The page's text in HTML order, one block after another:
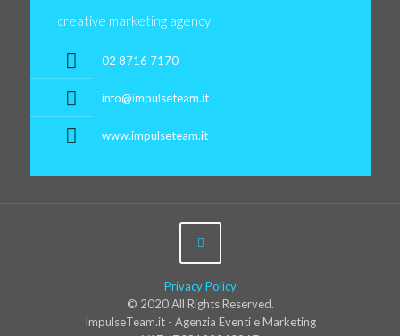
creative marketing agency
02 8716 7170
info@impulseteam.it
www.impulseteam.it
Privacy Policy
© 2020 All Rights Reserved.
ImpulseTeam.it - Agenzia Eventi e Marketing